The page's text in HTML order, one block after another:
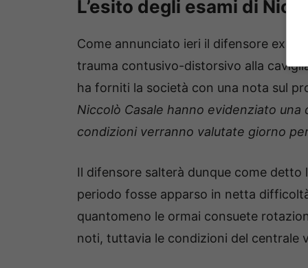
L’esito degli esami di
Come annunciato ieri il difensore ex
trauma contusivo-distorsivo alla
ha forniti la società con una nota sul
Niccolò Casale hanno evidenziato una
condizioni verranno valutate giorno
Il difensore salterà dunque come detto
periodo fosse apparso in netta
quantomeno le ormai consuete
noti, tuttavia le condizioni del centrale